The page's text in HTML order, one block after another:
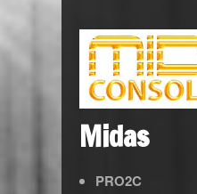
Midas
PRO2C